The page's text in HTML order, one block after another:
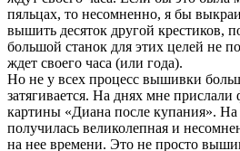
пяльцах, то несомненно, я бы
вышить десяток другой крестиков,
большой станок для этих целей не
ждет своего часа (или года).
Но не у всех процесс вышивки
затягивается. На днях мне
картины «Диана после купания». На
получилась великолепная и
на нее времени. Это не просто